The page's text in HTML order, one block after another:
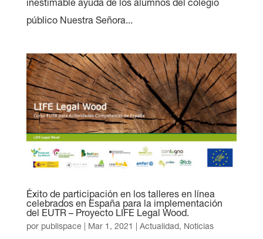
inestimable ayuda de los alumnos del colegio
público Nuestra Señora...
Éxito de participación en los talleres en línea
celebrados en España para la implementación
del EUTR – Proyecto LIFE Legal Wood.
por publispace Mar 1, 2021 Actualidad, Noticias